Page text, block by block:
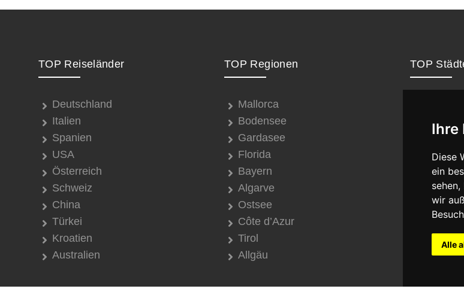
Ihre
Diese
ein
wir
Alle
TOP Reiseländer
Deutschland
Italien
Spanien
USA
Österreich
Schweiz
China
Türkei
Kroatien
Australien
TOP Regionen
Mallorca
Bodensee
Gardasee
Florida
Bayern
Algarve
Ostsee
Côte d’Azur
Tirol
Allgäu
TOP
Paris
New
Berlin
Rom
Wien
Dubai
Istanbul